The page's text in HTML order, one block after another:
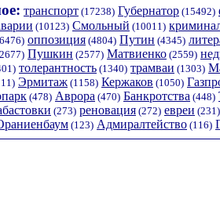
транспорт (17238) Губернатор (15492)
(10123) Смольный (10011)
оппозиция (4804) Путин (4345)
Пушкин (2577) Матвиенко (2559)
толерантность (1340) трамваи (1303)
Эрмитаж (1158) Кержаков (1050)
(478) Аврора (470) Банкротства (448)
(273) реновация (272) евреи (231)
(123) Адмиралтейство (116)